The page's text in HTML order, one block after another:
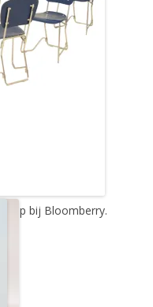
bij Bloomberry.